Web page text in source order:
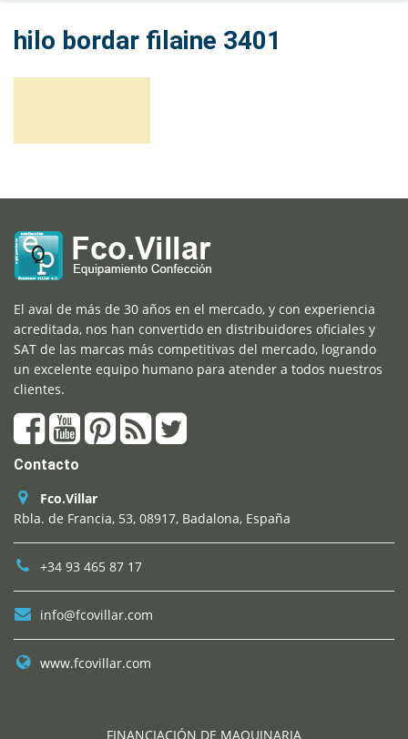
hilo bordar filaine 3401
El aval de más de 30 años en el mercado, y con experiencia
acreditada, nos han convertido en distribuidores oficiales y
SAT de las marcas más competitivas del mercado, logrando
un excelente equipo humano para atender a todos nuestros
clientes.
Contacto
Fco.Villar
Rbla. de Francia, 53, 08917, Badalona, España
+34 93 465 87 17
info@fcovillar.com
www.fcovillar.com
FINANCIACIÓN DE MAQUINARIA